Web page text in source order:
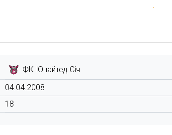
ФК Юнайтед Січ
04.04.2008
18